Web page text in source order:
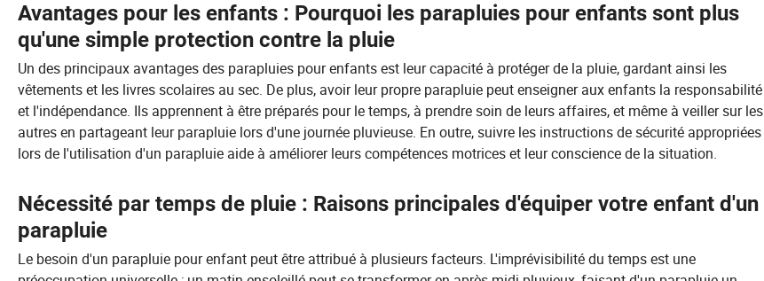
Avantages pour les enfants : Pourquoi les parapluies pour enfants sont plus
qu'une simple protection contre la pluie
Un des principaux avantages des parapluies pour enfants est leur capacité à protéger de la pluie, gardant ainsi les
vêtements et les livres scolaires au sec. De plus, avoir leur propre parapluie peut enseigner aux enfants la responsabilité
et l'indépendance. Ils apprennent à être préparés pour le temps, à prendre soin de leurs affaires, et même à veiller sur les
autres en partageant leur parapluie lors d'une journée pluvieuse. En outre, suivre les instructions de sécurité appropriées
lors de l'utilisation d'un parapluie aide à améliorer leurs compétences motrices et leur conscience de la situation.
Nécessité par temps de pluie : Raisons principales d'équiper votre enfant d'un
parapluie
Le besoin d'un parapluie pour enfant peut être attribué à plusieurs facteurs. L'imprévisibilité du temps est une